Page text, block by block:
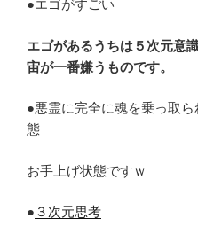
●エゴがすごい
エゴがあるうちは５次元意
宙が一番嫌うものです。
●悪霊に完全に魂を乗っ取
態
お手上げ状態ですｗ
● ３次元思考